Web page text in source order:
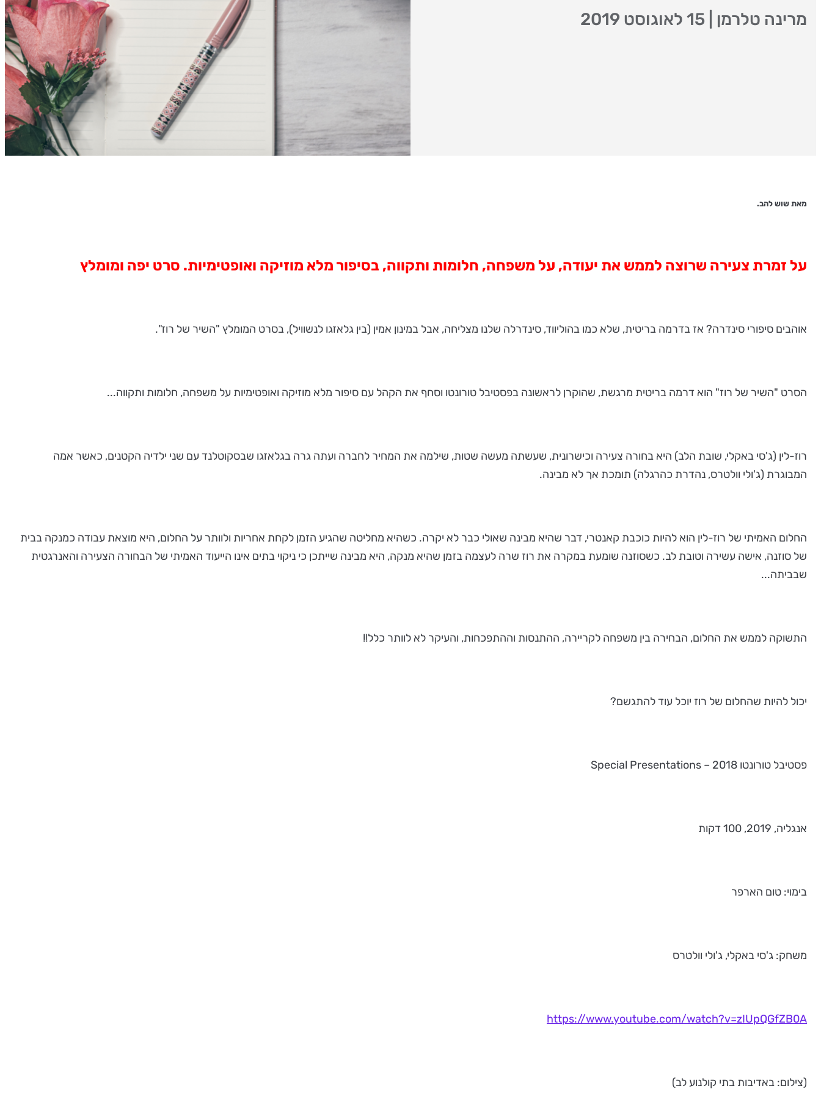
מרינה טלרמן
מאת שוש להב.
על זמרת צעירה שרוצה לממש את יעודה, על משפחה, חלומות ותקווה, בסיפור מלא מוזיקה ואופטימיות. סרט יפה ומומלץ
אוהבים סיפורי סינדרה? אז בדרמה בריטית, שלא כמו בהוליווד, סינדרלה שלנו מצליחה, אבל במינון אמין (בין גלאזגו לנשוויל), בסרט המומלץ "השיר של רוז".
הסרט "השיר של רוז" הוא דרמה בריטית מרגשת, שהוקרן לראשונה בפסטיבל טורונטו וסחף את הקהל עם סיפור מלא מוזיקה ואופטימיות על משפחה, חלומות ותקווה...
רוז-לין (ג'סי באקלי, שובת הלב) היא בחורה צעירה וכישרונית, שעשתה מעשה שטות, שילמה את המחיר לחברה ועתה גרה בגלאזגו שבסקוטלנד עם שני ילדיה הקטנים, כאשר אמה
המבוגרת (ג'ולי וולטרס, נהדרת כהרגלה) תומכת אך לא מבינה.
החלום האמיתי של רוז-לין הוא להיות כוכבת קאנטרי, דבר שהיא מבינה שאולי כבר לא יקרה. כשהיא מחליטה שהגיע הזמן לקחת אחריות ולוותר על החלום, היא מוצאת עבודה כמנקה בבית
של סוזנה, אישה עשירה וטובת לב. כשסוזנה שומעת במקרה את רוז שרה לעצמה בזמן שהיא מנקה, היא מבינה שייתכן כי ניקוי בתים אינו הייעוד האמיתי של הבחורה הצעירה והאנרגטית
שבביתה...
התשוקה לממש את החלום, הבחירה בין משפחה לקריירה, ההתנסות וההתפכחות, והעיקר לא לוותר כלל!!
יכול להיות שהחלום של רוז יוכל עוד להתגשם?
פסטיבל טורונטו 2018 – Special Presentations
אנגליה, 2019, 100 דקות
בימוי: טום הארפר
משחק: ג'סי באקלי, ג'ולי וולטרס
https://www.youtube.com/watch?v=zIUpQGfZB0A
(צילום: באדיבות בתי קולנוע לב)